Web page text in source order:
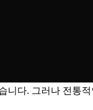
다. 그러나 전통